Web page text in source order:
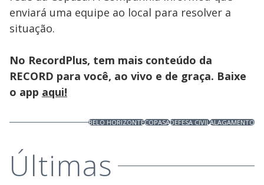
enviará uma equipe ao local para resolver a
situação.
No RecordPlus, tem mais conteúdo da
RECORD para você, ao vivo e de graça. Baixe
o app aqui!
BELO HORIZONTECOPASADEFESA CIVILALAGAMENTO
Últimas